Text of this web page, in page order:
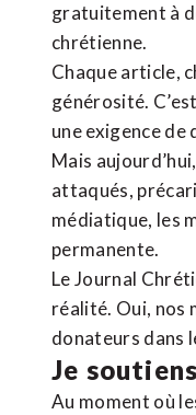
gratuitement à
chrétienne.
Chaque article,
générosité.
une exigence
Mais
attaqués,
médiatique, les
permanente.
Le Journal
réalité. Oui, nos
donateurs dans
Je
Au moment où